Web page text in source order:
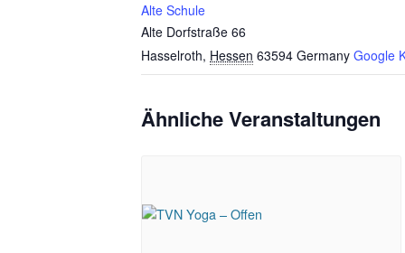
Alte Schule
Alte Dorfstraße 66
Hasselroth, Hessen 63594 Germany Google
Ähnliche Veranstaltungen